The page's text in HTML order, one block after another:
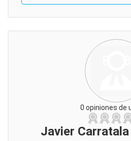
0 opiniones de
Javier